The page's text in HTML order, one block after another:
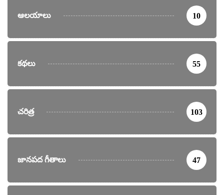
ఆలయాలు 10
కథలు 55
చరిత్ర 103
జానపద గీతాలు 47